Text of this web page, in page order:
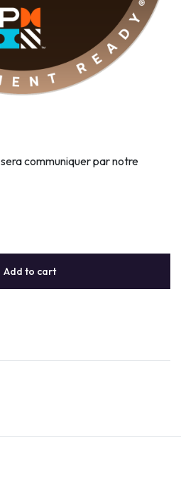
communiquer par notre
Add to cart